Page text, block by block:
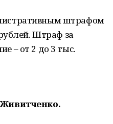
штрафом
Штраф за
– от 2 до 3 тыс.